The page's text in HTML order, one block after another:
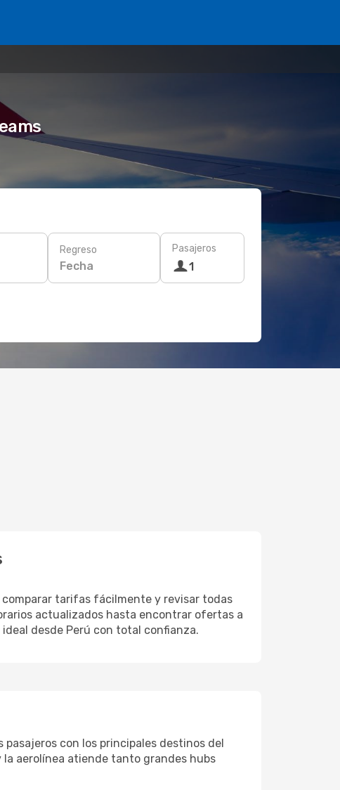
Regreso
Fecha
Pasajeros
1
comparar tarifas fácilmente y revisar todas
actualizados hasta encontrar ofertas a
desde Perú con total confianza.
con los principales destinos del
aerolínea atiende tanto grandes hubs